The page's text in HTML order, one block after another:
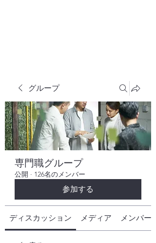
グループ
専門職グループ
公開 · 126名のメンバー
参加する
ディスカッション メディア メンバー